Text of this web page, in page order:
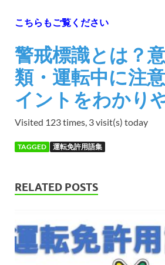
こちらもご覧ください
警戒標識とは？
類・運転中に注
イントをわかり
Visited 123 times, 3 visit(s) today
TAGGED 運転免許用語集
RELATED POSTS